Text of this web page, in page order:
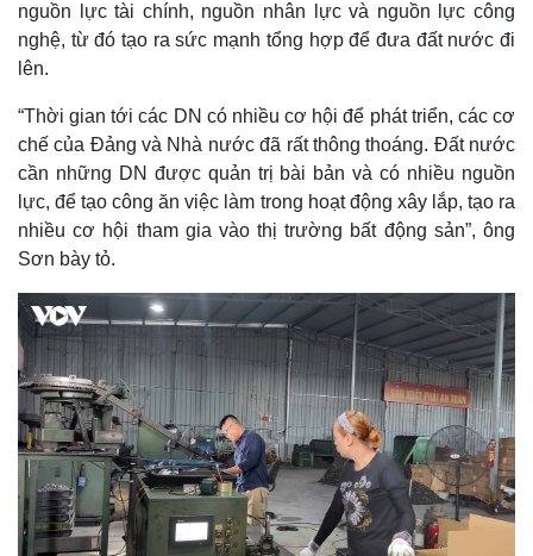
Kinh tế
Bất động sản
Khởi nghiệp
Thị trường
Giá vàng
Tiêu dùng
Tỷ giá
Chứng khoán
nguồn lực tài chính, nguồn nhân lực và nguồn lực công
nghệ, từ đó tạo ra sức mạnh tổng hợp để đưa đất nước đi
lên.
“Thời gian tới các DN có nhiều cơ hội để phát triển, các cơ
chế của Đảng và Nhà nước đã rất thông thoáng. Đất nước
cần những DN được quản trị bài bản và có nhiều nguồn
lực, để tạo công ăn việc làm trong hoạt động xây lắp, tạo ra
nhiều cơ hội tham gia vào thị trường bất động sản”, ông
Sơn bày tỏ.